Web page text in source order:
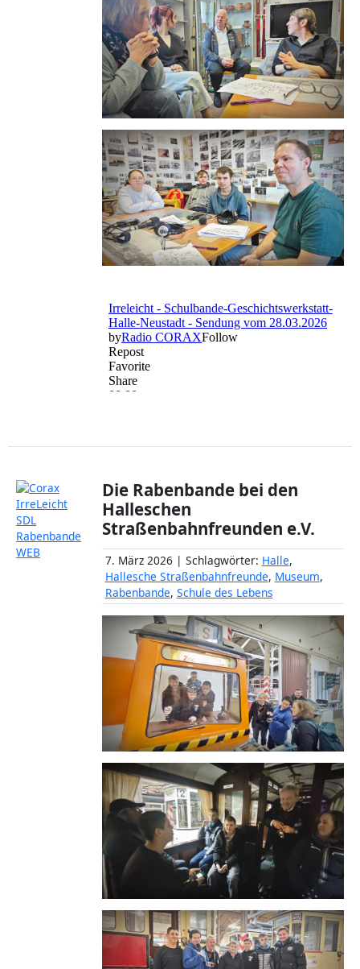
Die Rabenbande bei den
Halleschen
Straßenbahnfreunden e.V.
7. März 2026 | Schlagwörter: Halle,
Hallesche Straßenbahnfreunde, Museum,
Rabenbande, Schule des Lebens